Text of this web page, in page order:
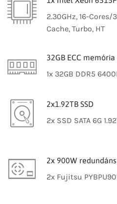
2.30GHz, 16-Cores/
Cache, Turbo, HT
32GB ECC memória
1x 32GB DDR5
2x1.92TB SSD
2x SSD SATA 6G
2x 900W redundáns
2x Fujitsu